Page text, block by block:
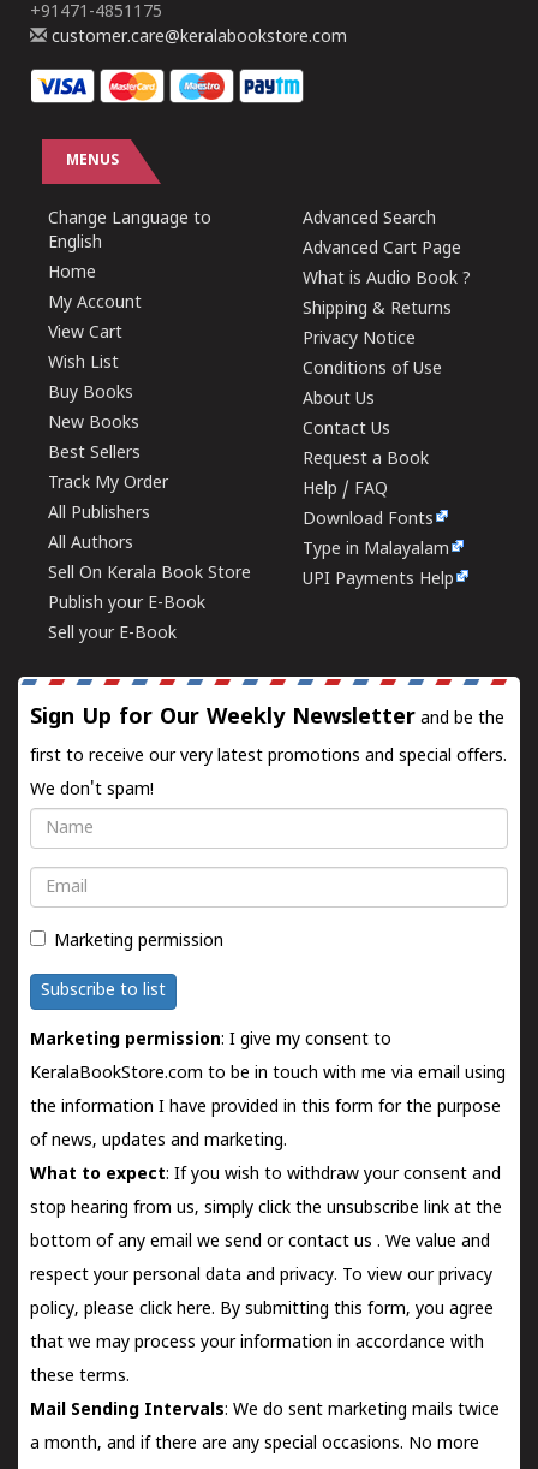
+91471-4851175
customer.care@keralabookstore.com
MENUS
Change Language to
English
Home
My Account
View Cart
Wish List
Buy Books
New Books
Best Sellers
Track My Order
All Publishers
All Authors
Sell On Kerala Book Store
Publish your E-Book
Sell your E-Book
Advanced Search
Advanced Cart Page
What is Audio Book ?
Shipping & Returns
Privacy Notice
Conditions of Use
About Us
Contact Us
Request a Book
Help / FAQ
Download Fonts
Type in Malayalam
UPI Payments Help
Sign Up for Our Weekly Newsletter and be the
first to receive our very latest promotions and special offers.
We don't spam!
Name
Email
Marketing permission
Subscribe to list
Marketing permission: I give my consent to
KeralaBookStore.com to be in touch with me via email using
the information I have provided in this form for the purpose
of news, updates and marketing.
What to expect: If you wish to withdraw your consent and
stop hearing from us, simply click the unsubscribe link at the
bottom of any email we send orcontact us . We value and
respect your personal data and privacy. To view our privacy
policy, please click here. By submitting this form, you agree
that we may process your information in accordance with
these terms.
Mail Sending Intervals: We do sent marketing mails twice
a month, and if there are any special occasions. No more